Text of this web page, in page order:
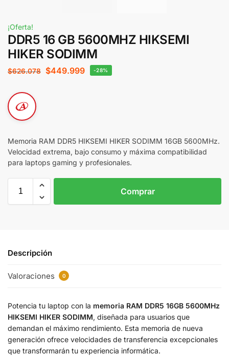
¡Oferta!
DDR5 16 GB 5600MHZ HIKSEMI
HIKER SODIMM
$626.078 $449.999 -28%
Memoria RAM DDR5 HIKSEMI HIKER SODIMM 16GB 5600MHz.
Velocidad extrema, bajo consumo y máxima compatibilidad
para laptops gaming y profesionales.
Comprar
Descripción
Valoraciones 0
Potencia tu laptop con la memoria RAM DDR5 16GB 5600MHz
HIKSEMI HIKER SODIMM, diseñada para usuarios que
demandan el máximo rendimiento. Esta memoria de nueva
generación ofrece velocidades de transferencia excepcionales
que transformarán tu experiencia informática.